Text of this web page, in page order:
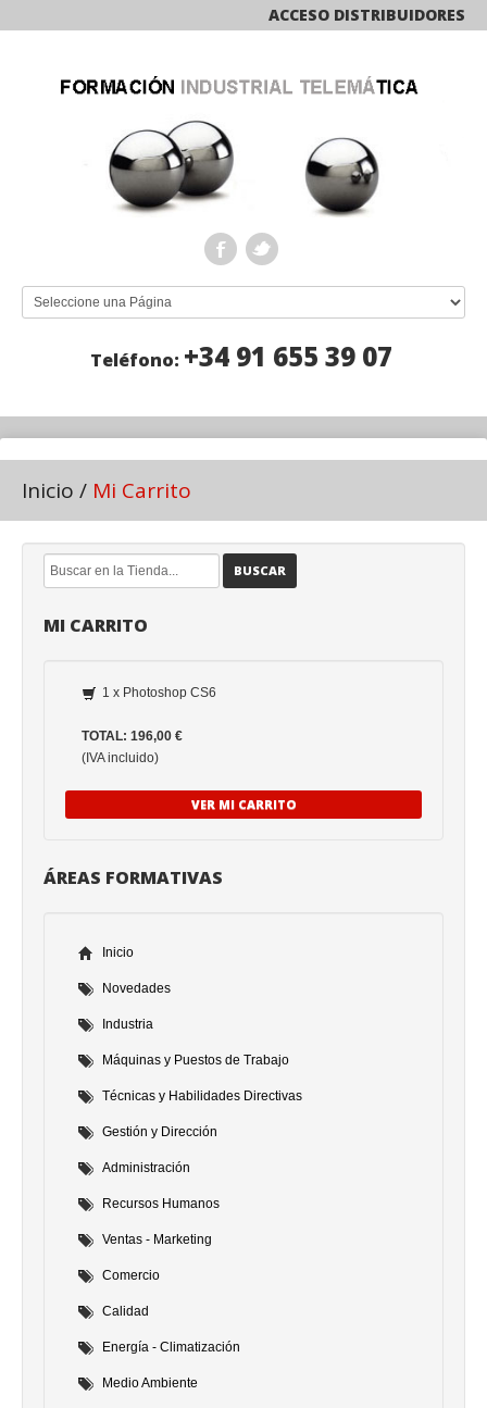
ACCESO DISTRIBUIDORES
Teléfono: +34 91 655 39 07
Inicio / Mi Carrito
BUSCAR
MI CARRITO
1 x Photoshop CS6
TOTAL: 196,00 €
(IVA incluido)
VER MI CARRITO
ÁREAS FORMATIVAS
Inicio
Novedades
Industria
Máquinas y Puestos de Trabajo
Técnicas y Habilidades Directivas
Gestión y Dirección
Administración
Recursos Humanos
Ventas - Marketing
Comercio
Calidad
Energía - Climatización
Medio Ambiente